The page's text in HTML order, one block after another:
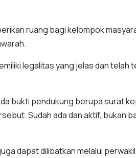
ruang bagi kelompok
legalitas yang jelas dan telah
bukti pendukung berupa surat
Sudah ada dan aktif, bukan
dapat dilibatkan melalui